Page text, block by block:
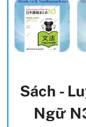
Sách -
Ngữ